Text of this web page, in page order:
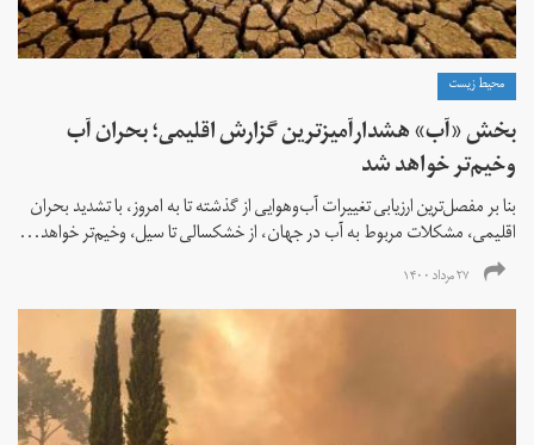
محیط زیست
بخش «آب» هشدارآمیزترین گزارش اقلیمی؛ بحران آب
وخیم‌تر خواهد شد
بنا بر مفصل‌ترین ارزیابی تغییرات آب‌وهوایی از گذشته تا به امروز، با تشدید بحران
اقلیمی، مشکلات مربوط به آب در جهان، از خشکسالی تا سیل، وخیم‌تر خواهد...
۲۷ مرداد ۱۴۰۰